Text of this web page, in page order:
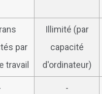
par
travail
Illimité (par
capacité
d'ordinateur)
-